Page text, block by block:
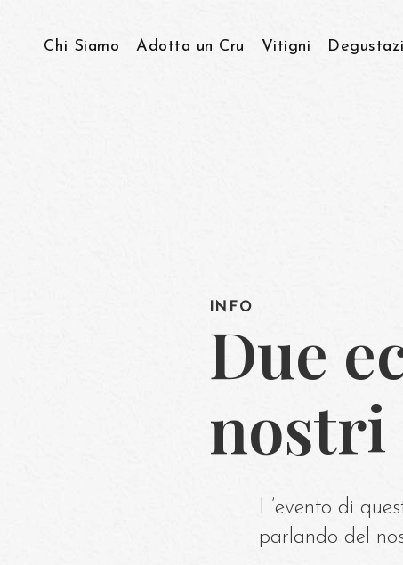
Chi Siamo Adotta un Cru Vitigni
INFO
Due
nostri
L’evento di
parlando del